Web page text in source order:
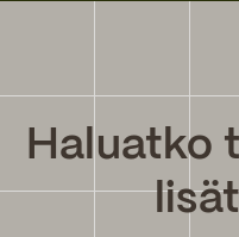
Haluatko